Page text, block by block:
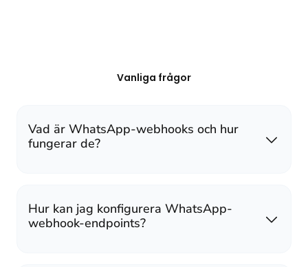
Vanliga frågor
Vad är WhatsApp-webhooks och hur
fungerar de?
Hur kan jag konfigurera WhatsApp-
webhook-endpoints?